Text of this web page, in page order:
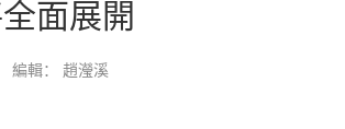
面展開
編輯： 趙瀅溪